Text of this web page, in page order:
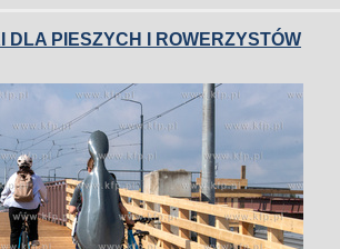
DLA PIESZYCH I ROWERZYSTÓW